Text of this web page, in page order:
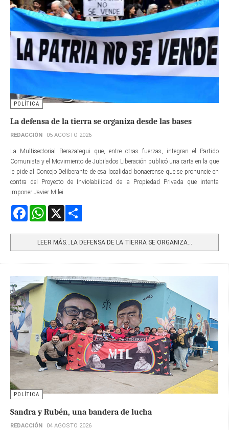
POLÍTICA
La defensa de la tierra se organiza desde las bases
REDACCIÓN 05 AGOSTO 2026
La Multisectorial Berazategui que, entre otras fuerzas, integran el Partido
Comunista y el Movimiento de Jubilados Liberación publicó una carta en la que
le pide al Concejo Deliberante de esa localidad bonaerense que se pronuncie en
contra del Proyecto de Inviolabilidad de la Propiedad Privada que intenta
imponer Javier Milei.
FacebookWhatsApp
LEER MÁS…LA DEFENSA DE LA TIERRA SE ORGANIZA...
POLÍTICA
Sandra y Rubén, una bandera de lucha
REDACCIÓN 04 AGOSTO 2026